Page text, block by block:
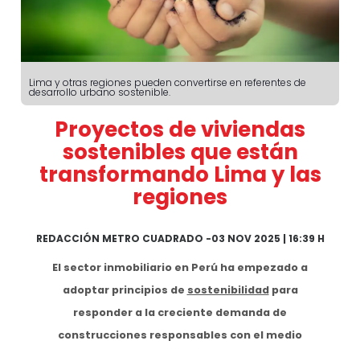
Lima y otras regiones pueden convertirse en referentes de
desarrollo urbano sostenible.
Proyectos de viviendas
sostenibles que están
transformando Lima y las
regiones
REDACCIÓN METRO CUADRADO -03 NOV 2025 | 16:39 H
El sector inmobiliario en Perú ha empezado a
adoptar principios de sostenibilidadpara
responder a la creciente demanda de
construcciones responsables con el medio